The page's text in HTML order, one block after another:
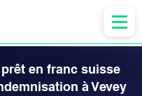
en franc suisse
à Vevey